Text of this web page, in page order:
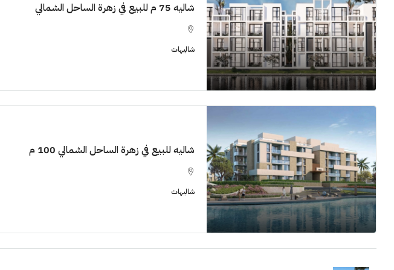
شاليه 75 م للبيع في زهرة الساحل الشمالي
شاليهات
شاليه للبيع في زهرة الساحل الشمالي 100 م
شاليهات
سنوات [ابراج ساويرس]